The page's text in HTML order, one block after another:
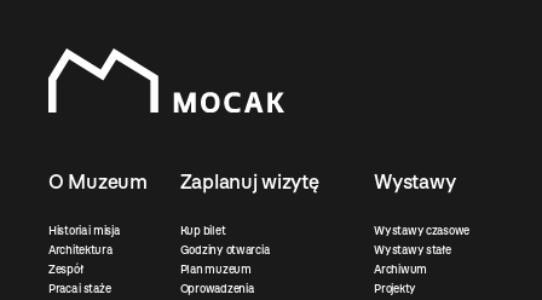
O Muzeum
Historia i misja
Architektura
Zespół
Praca i staże
Zaplanuj wizytę
Kup bilet
Godziny otwarcia
Plan muzeum
Oprowadzenia
Wystawy
Wystawy czasowe
Wystawy stałe
Archiwum
Projekty